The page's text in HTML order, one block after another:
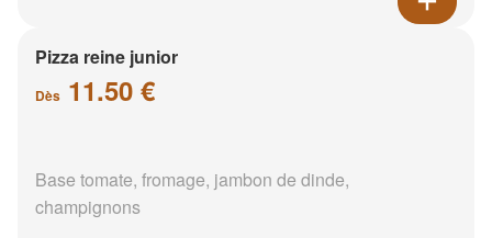
Pizza reine junior
Dès 11.50 €
Base tomate, fromage, jambon de dinde,
champignons